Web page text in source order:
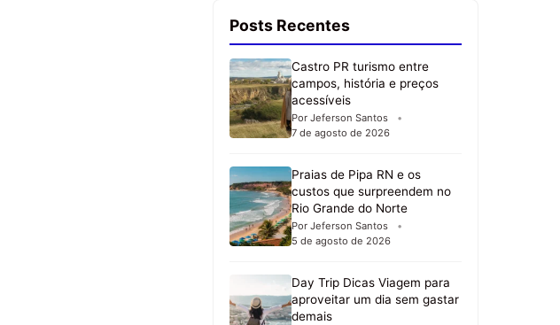
Posts Recentes
Castro PR turismo entre
campos, história e preços
acessíveis
Por Jeferson Santos
7 de agosto de 2026
Praias de Pipa RN e os
custos que surpreendem no
Rio Grande do Norte
Por Jeferson Santos
5 de agosto de 2026
Day Trip Dicas Viagem para
aproveitar um dia sem gastar
demais